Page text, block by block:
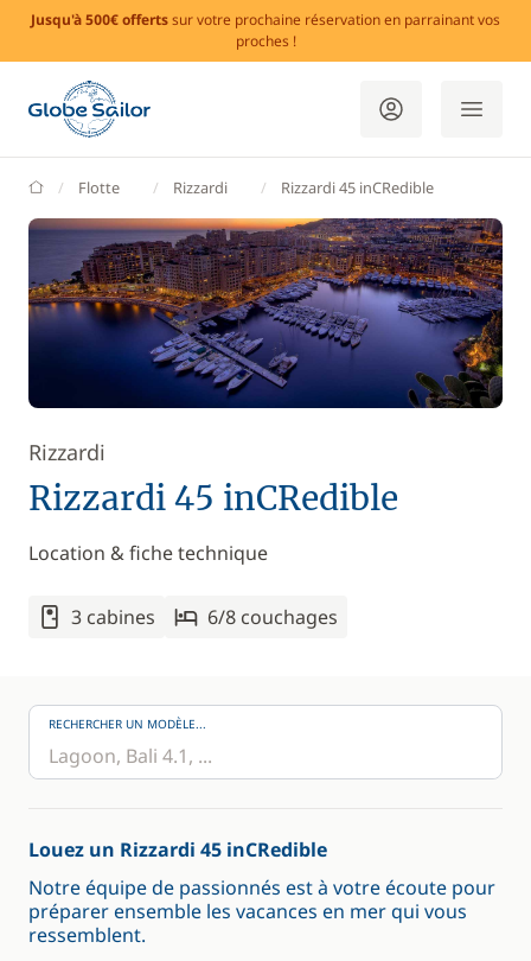
Jusqu'à 500€ offertssur votre prochaine réservation en parrainant vos
proches !
GlobeSailor
Flotte Rizzardi Rizzardi 45 inCRedible
Rizzardi
Rizzardi 45 inCRedible
Location & fiche technique
3 cabines 6/8 couchages
RECHERCHER UN MODÈLE...
Louez un Rizzardi 45 inCRedible
Notre équipe de passionnés est à votre écoute pour
préparer ensemble les vacances en mer qui vous
ressemblent.